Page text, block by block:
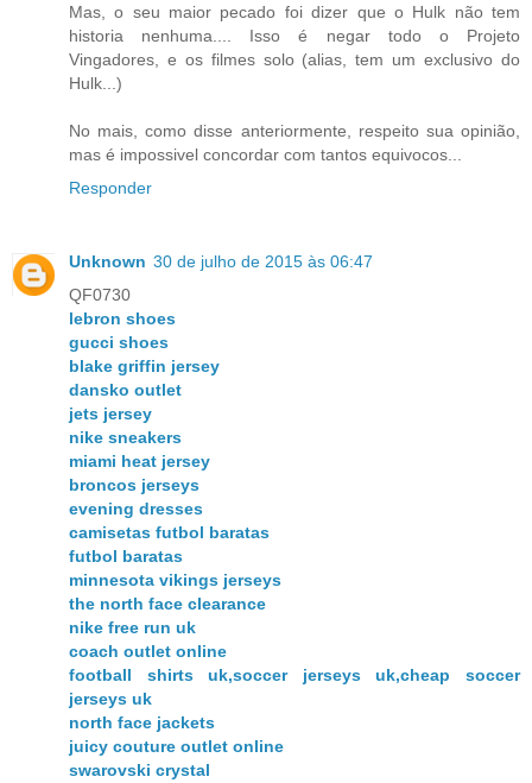
Mas, o seu maior pecado foi dizer que o Hulk não tem
historia nenhuma.... Isso é negar todo o Projeto
Vingadores, e os filmes solo (alias, tem um exclusivo do
Hulk...)
No mais, como disse anteriormente, respeito sua opinião,
mas é impossivel concordar com tantos equivocos...
Responder
Unknown 30 de julho de 2015 às 06:47
QF0730
lebron shoes
gucci shoes
blake griffin jersey
dansko outlet
jets jersey
nike sneakers
miami heat jersey
broncos jerseys
evening dresses
camisetas futbol baratas
futbol baratas
minnesota vikings jerseys
the north face clearance
nike free run uk
coach outlet online
football shirts uk,soccer jerseys uk,cheap soccer
jerseys uk
north face jackets
juicy couture outlet online
swarovski crystal